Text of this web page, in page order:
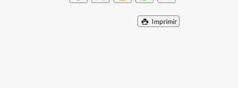
Imprimir